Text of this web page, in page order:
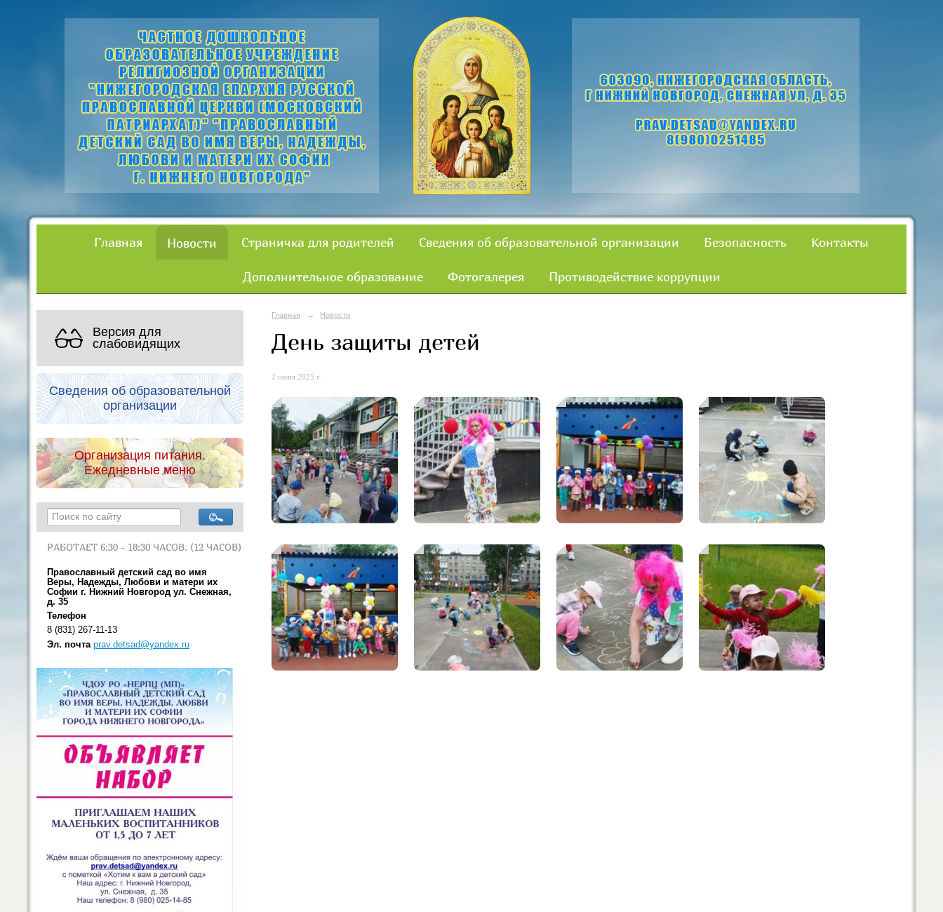
Главная Новости Страничка для родителей Сведения об образовательной организации Безопасность Контакты
Дополнительное образование Фотогалерея Противодействие коррупции
Версия для
слабовидящих
Сведения об образовательной
организации
Организация питания.
Ежедневные меню
РАБОТАЕТ 6:30 - 18:30 ЧАСОВ. (12 ЧАСОВ)
Православный детский сад во имя
Веры, Надежды, Любови и матери их
Софии г. Нижний Новгород ул. Снежная,
д. 35
Телефон
8 (831) 267-11-13
Эл. почта prav.detsad@yandex.ru
Главная → Новости
День защиты детей
2 июня 2025 г.